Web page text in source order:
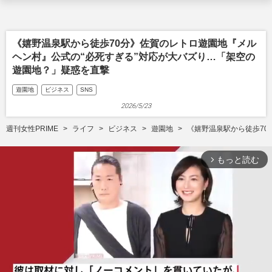
《嬉野温泉駅から徒歩70分》佐賀のレトロ遊園地『メル
ヘン村』公式の“必死すぎる”対応が大バズり…「架空の
遊園地？」疑惑を直撃
遊園地 ビジネス SNS
2026/5/23
週刊女性PRIME ライフ ビジネス 遊園地 《嬉野温泉駅から徒歩
arrow_forward_ios もっと読む